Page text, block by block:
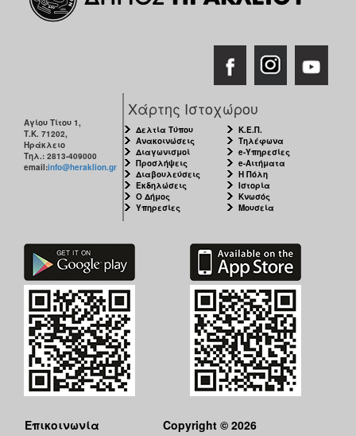
Αγίου Τίτου 1,
Τ.Κ. 71202,
Ηράκλειο
Τηλ.: 2813-409000
email:info@heraklion.gr
Χάρτης Ιστοχώρου
Δελτία Τύπου
Ανακοινώσεις
Διαγωνισμοί
Προσλήψεις
Διαβουλεύσεις
Εκδηλώσεις
Ο Δήμος
Υπηρεσίες
Κ.Ε.Π.
Τηλέφωνα
e-Υπηρεσίες
e-Αιτήματα
Η Πόλη
Ιστορία
Κνωσός
Μουσεία
Επικοινωνία
Copyright © 2026